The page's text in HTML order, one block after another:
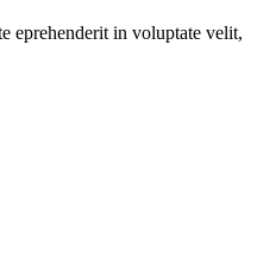
eprehenderit in voluptate velit,